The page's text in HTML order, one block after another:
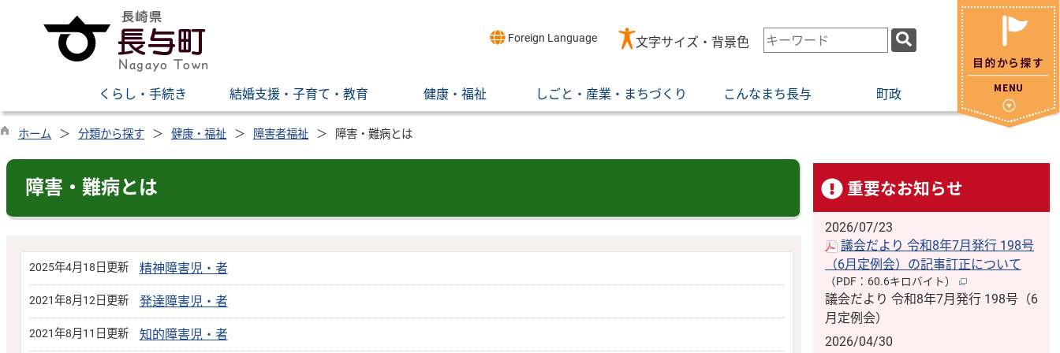
Foreign Language 文字サイズ・背景色
検
索
ー
ワ
くらし・手続き 結婚支援・子育て・教育 健康・福祉 しごと・産業・まちづくり こんなまち長与 町政
ホーム 分類から探す 健康・福祉 障害者福祉 障害・難病とは
障害・難病とは
2025年4月18日更新 精神障害児・者
2021年8月12日更新 発達障害児・者
2021年8月11日更新 知的障害児・者
重要なお知らせ
2026/07/23
議会だより 令和8年7月発行 198号
（6月定例会）の記事訂正について
（PDF：60.6キロバイト）
議会だより 令和8年7月発行 198号（6
月定例会）
2026/04/30